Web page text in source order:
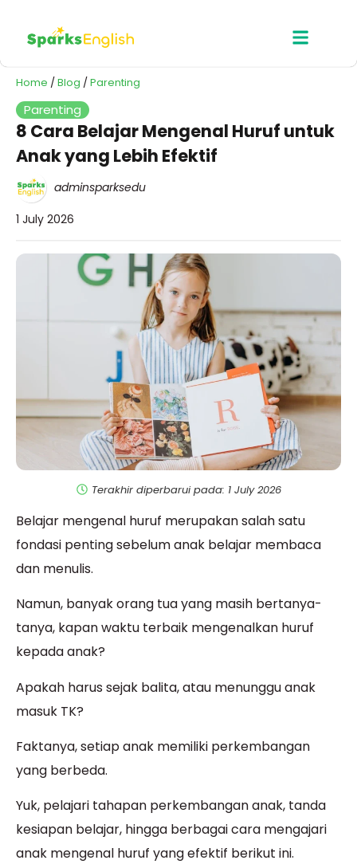
Home /Blog /Parenting
Parenting
8 Cara Belajar Mengenal Huruf untuk
Anak yang Lebih Efektif
adminsparksedu
1 July 2026
Terakhir diperbarui pada: 1 July 2026
Belajar mengenal huruf merupakan salah satu
fondasi penting sebelum anak belajar membaca
dan menulis.
Namun, banyak orang tua yang masih bertanya-
tanya, kapan waktu terbaik mengenalkan huruf
kepada anak?
Apakah harus sejak balita, atau menunggu anak
masuk TK?
Faktanya, setiap anak memiliki perkembangan
yang berbeda.
Yuk, pelajari tahapan perkembangan anak, tanda
kesiapan belajar, hingga berbagai cara mengajari
anak mengenal huruf yang efektif berikut ini.